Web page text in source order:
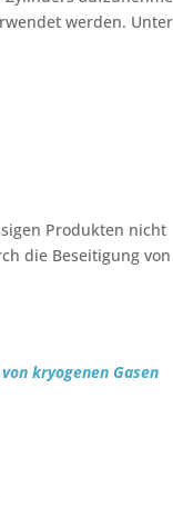
werden.
Produkten nicht
die Beseitigung von
kryogenen Gasen